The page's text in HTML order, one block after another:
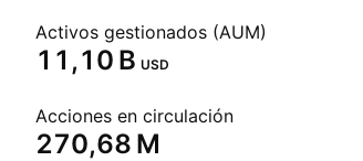
Activos gestionados (AUM)
‪11,10 B‬ USD
Acciones en circulación
‪270,68 M‬